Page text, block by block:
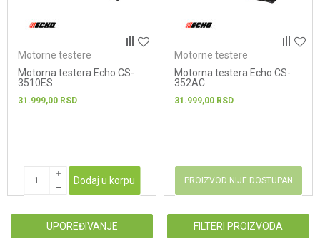
Motorne testere
Motorna testera Echo CS-
3510ES
31.999,00 RSD
Dodaj u korpu
Motorne testere
Motorna testera Echo CS-
352AC
31.999,00 RSD
PROIZVOD NIJE DOSTUPAN
UPOREĐIVANJE FILTERI PROIZVODA